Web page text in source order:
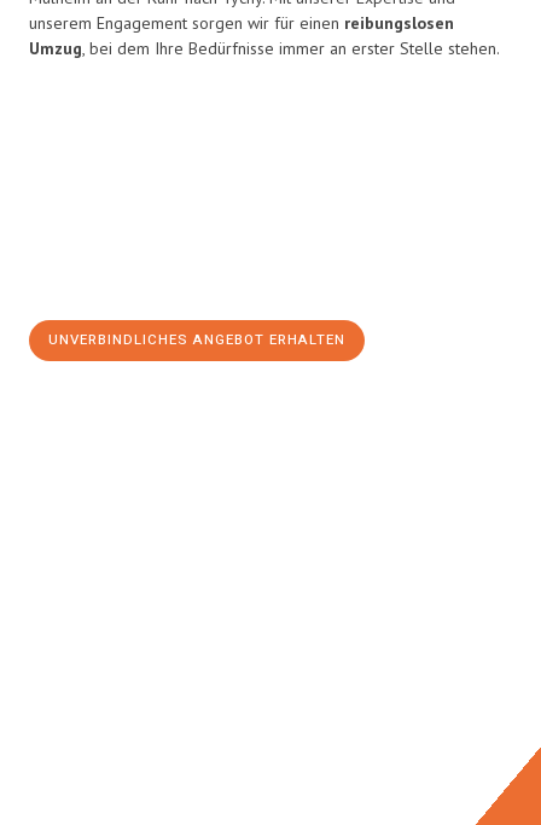
unserem Engagement sorgen wir für einen reibungslosen
Umzug, bei dem Ihre Bedürfnisse immer an erster Stelle stehen.
UNVERBINDLICHES ANGEBOT ERHALTEN